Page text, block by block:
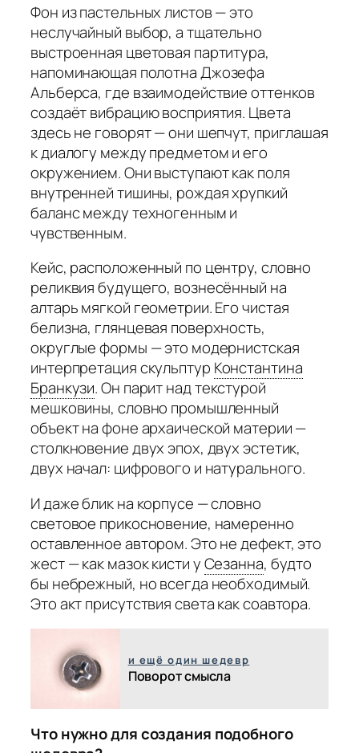
Фон из пастельных листов — это
неслучайный выбор, а тщательно
выстроенная цветовая партитура,
напоминающая полотна Джозефа
Альберса, где взаимодействие оттенков
создаёт вибрацию восприятия. Цвета
здесь не говорят — они шепчут, приглашая
к диалогу между предметом и его
окружением. Они выступают как поля
внутренней тишины, рождая хрупкий
баланс между техногенным и
чувственным.
Кейс, расположенный по центру, словно
реликвия будущего, вознесённый на
алтарь мягкой геометрии. Его чистая
белизна, глянцевая поверхность,
округлые формы — это модернистская
интерпретация скульптур Константина
Бранкузи.Он парит над текстурой
мешковины, словно промышленный
объект на фоне архаической материи —
столкновение двух эпох, двух эстетик,
двух начал: цифрового и натурального.
И даже блик на корпусе — словно
световое прикосновение, намеренно
оставленное автором. Это не дефект, это
жест — как мазок кисти уСезанна, будто
бы небрежный, но всегда необходимый.
Это акт присутствия света как соавтора.
и ещё один шедевр
Поворот смысла
Что нужно для создания подобного